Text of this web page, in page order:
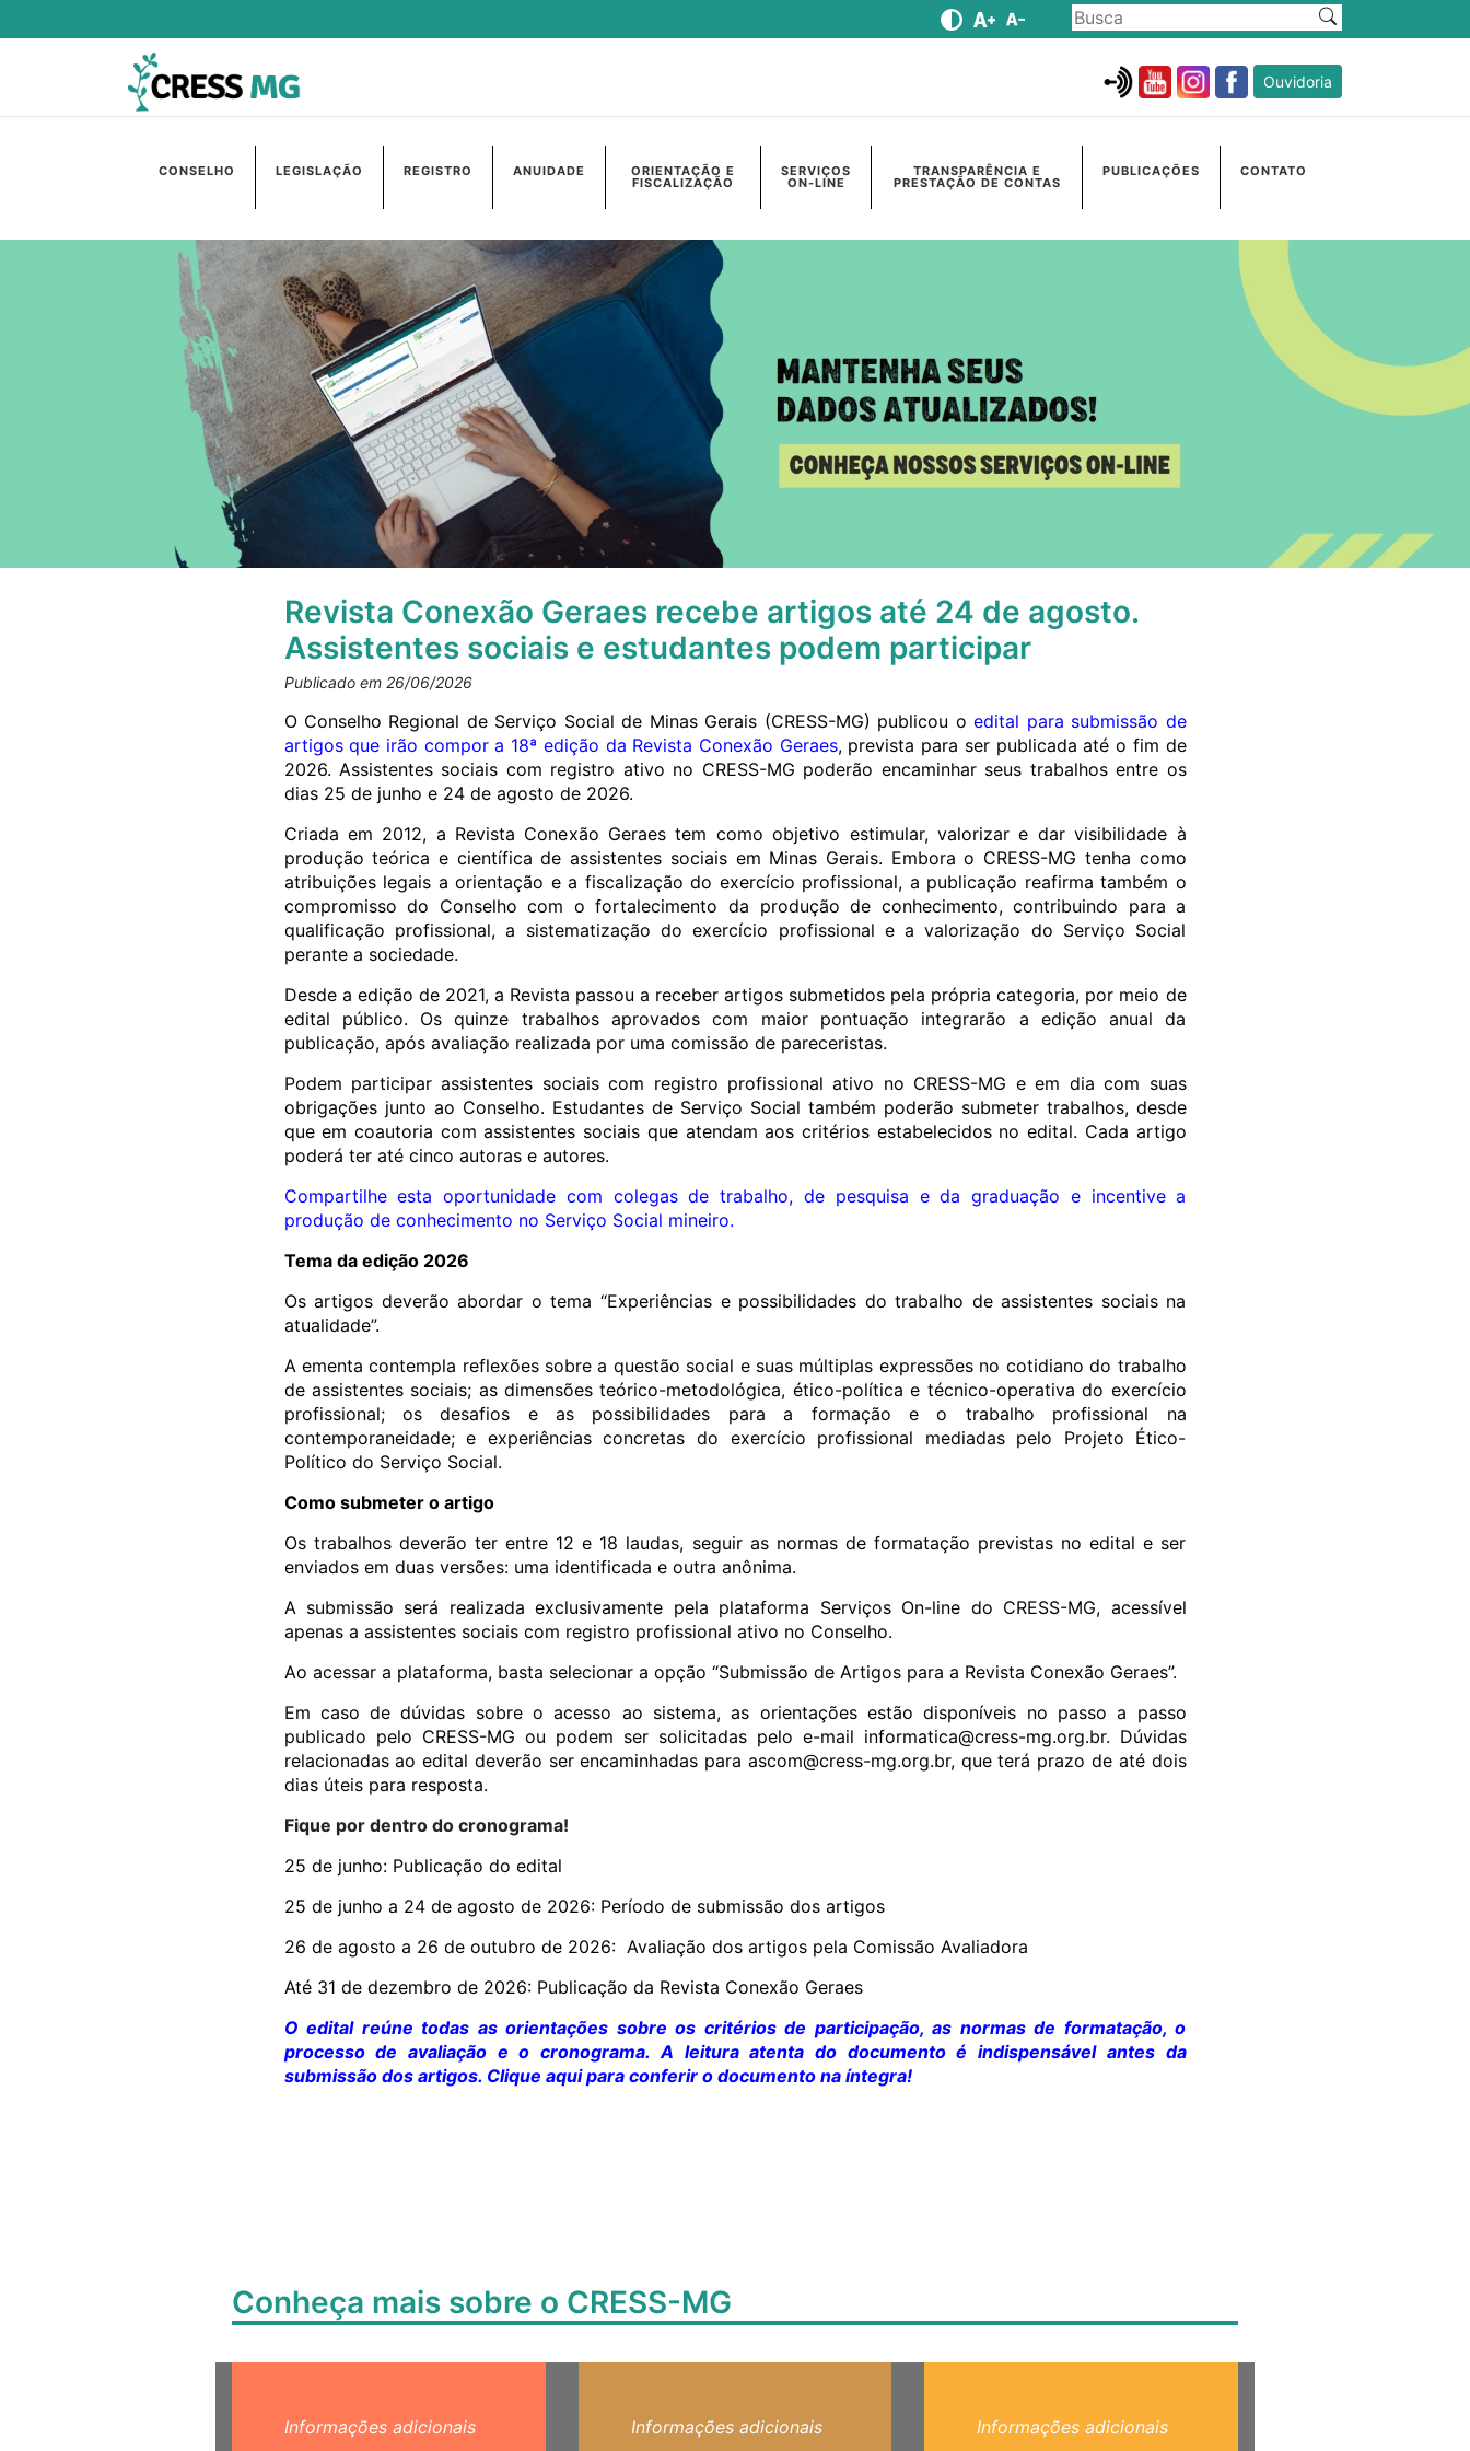
Ouvidoria
CONSELHO LEGISLAÇÃO REGISTRO ANUIDADE ORIENTAÇÃO E
FISCALIZAÇÃO
SERVIÇOS
ON-LINE
TRANSPARÊNCIA E
PRESTAÇÃO DE CONTAS
PUBLICAÇÕES CONTATO
Revista Conexão Geraes recebe artigos até 24 de agosto.
Assistentes sociais e estudantes podem participar
Publicado em 26/06/2026
O Conselho Regional de Serviço Social de Minas Gerais (CRESS-MG) publicou o edital para submissão de
artigos que irão compor a 18ª edição da Revista Conexão Geraes, prevista para ser publicada até o fim de
2026. Assistentes sociais com registro ativo no CRESS-MG poderão encaminhar seus trabalhos entre os
dias 25 de junho e 24 de agosto de 2026.
Criada em 2012, a Revista Conexão Geraes tem como objetivo estimular, valorizar e dar visibilidade à
produção teórica e científica de assistentes sociais em Minas Gerais. Embora o CRESS-MG tenha como
atribuições legais a orientação e a fiscalização do exercício profissional, a publicação reafirma também o
compromisso do Conselho com o fortalecimento da produção de conhecimento, contribuindo para a
qualificação profissional, a sistematização do exercício profissional e a valorização do Serviço Social
perante a sociedade.
Desde a edição de 2021, a Revista passou a receber artigos submetidos pela própria categoria, por meio de
edital público. Os quinze trabalhos aprovados com maior pontuação integrarão a edição anual da
publicação, após avaliação realizada por uma comissão de pareceristas.
Podem participar assistentes sociais com registro profissional ativo no CRESS-MG e em dia com suas
obrigações junto ao Conselho. Estudantes de Serviço Social também poderão submeter trabalhos, desde
que em coautoria com assistentes sociais que atendam aos critérios estabelecidos no edital. Cada artigo
poderá ter até cinco autoras e autores.
Compartilhe esta oportunidade com colegas de trabalho, de pesquisa e da graduação e incentive a
produção de conhecimento no Serviço Social mineiro.
Tema da edição 2026
Os artigos deverão abordar o tema “Experiências e possibilidades do trabalho de assistentes sociais na
atualidade”.
A ementa contempla reflexões sobre a questão social e suas múltiplas expressões no cotidiano do trabalho
de assistentes sociais; as dimensões teórico-metodológica, ético-política e técnico-operativa do exercício
profissional; os desafios e as possibilidades para a formação e o trabalho profissional na
contemporaneidade; e experiências concretas do exercício profissional mediadas pelo Projeto Ético-
Político do Serviço Social.
Como submeter o artigo
Os trabalhos deverão ter entre 12 e 18 laudas, seguir as normas de formatação previstas no edital e ser
enviados em duas versões: uma identificada e outra anônima.
A submissão será realizada exclusivamente pela plataforma Serviços On-line do CRESS-MG, acessível
apenas a assistentes sociais com registro profissional ativo no Conselho.
Ao acessar a plataforma, basta selecionar a opção “Submissão de Artigos para a Revista Conexão Geraes”.
Em caso de dúvidas sobre o acesso ao sistema, as orientações estão disponíveis no passo a passo
publicado pelo CRESS-MG ou podem ser solicitadas pelo e-mail informatica@cress-mg.org.br. Dúvidas
relacionadas ao edital deverão ser encaminhadas para ascom@cress-mg.org.br, que terá prazo de até dois
dias úteis para resposta.
Fique por dentro do cronograma!
25 de junho: Publicação do edital
25 de junho a 24 de agosto de 2026: Período de submissão dos artigos
26 de agosto a 26 de outubro de 2026: Avaliação dos artigos pela Comissão Avaliadora
Até 31 de dezembro de 2026: Publicação da Revista Conexão Geraes
O edital reúne todas as orientações sobre os critérios de participação, as normas de formatação, o
processo de avaliação e o cronograma. A leitura atenta do documento é indispensável antes da
submissão dos artigos. Clique aqui para conferir o documento na íntegra!
Conheça mais sobre o CRESS-MG
Informações adicionais Informações adicionais Informações adicionais